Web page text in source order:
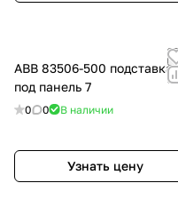
ABB 83506-500 подставка
под панель 7
0 0 В наличии
Узнать цену